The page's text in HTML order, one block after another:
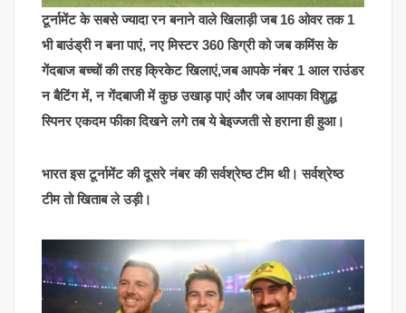
टूर्नामेंट के सबसे ज्यादा रन बनाने वाले खिलाड़ी जब 16 ओवर तक 1
भी बाउंड्री न बना पाएं, नए मिस्टर 360 डिग्री को जब कमिंस के
गेंदबाज बच्चों की तरह क्रिकेट खिलाएं,जब आपके नंबर 1 आल राउंडर
न बैटिंग में, न गेंदबाजी में कुछ उखाड़ पाएं और जब आपका विशुद्ध
स्पिनर एकदम फीका दिखने लगे तब ये बेइज्जती से हराना ही हुआ।
भारत इस टूर्नामेंट की दूसरे नंबर की सर्वश्रेष्ठ टीम थी। सर्वश्रेष्ठ
टीम तो खिताब ले उड़ी।